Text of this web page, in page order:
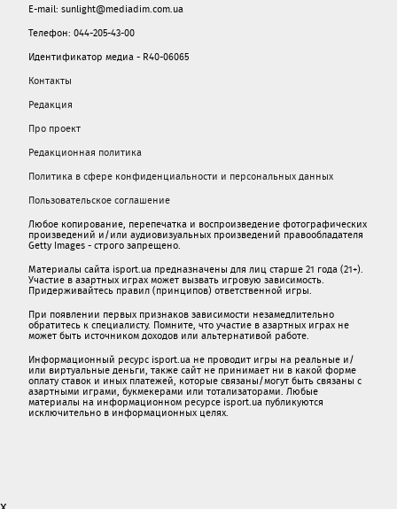
E-mail: sunlight@mediadim.com.ua
Телефон: 044-205-43-00
Идентификатор медиа - R40-06065
Контакты
Редакция
Про проект
Редакционная политика
Политика в сфере конфиденциальности и персональных данных
Пользовательское соглашение
Любое копирование, перепечатка и воспроизведение фотографических
произведений и/или аудиовизуальных произведений правообладателя
Getty Images - строго запрещено.
Материалы сайта isport.ua предназначены для лиц старше 21 года (21+).
Участие в азартных играх может вызвать игровую зависимость.
Придерживайтесь правил (принципов) ответственной игры.
При появлении первых признаков зависимости незамедлительно
обратитесь к специалисту. Помните, что участие в азартных играх не
может быть источником доходов или альтернативой работе.
Информационный ресурс isport.ua не проводит игры на реальные и/
или виртуальные деньги, также сайт не принимает ни в какой форме
oплaту ставок и иных платежей, которые связаны/могут быть связаны c
азартными игрaми, букмекерами или тотализаторами. Любые
материалы на информационном ресурсе isport.ua публикуютcя
исключительно в информационных целях.